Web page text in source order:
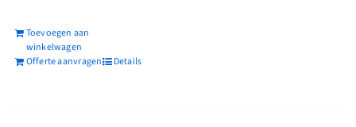
Toevoegen aan
winkelwagen
Offerte aanvragen
Details